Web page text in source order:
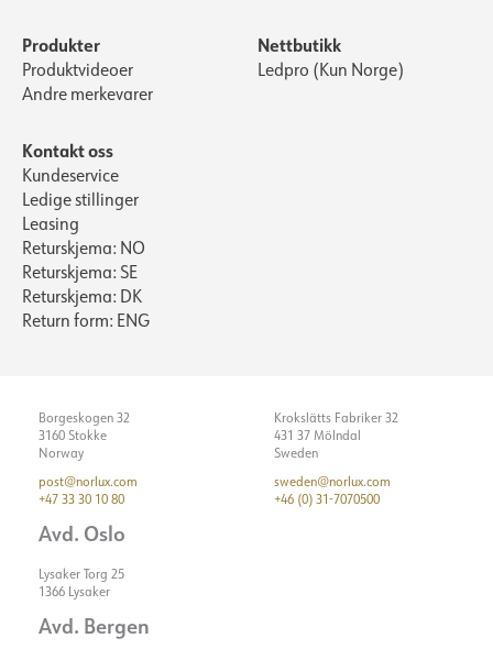
Produkter
Produktvideoer
Andre merkevarer
Nettbutikk
Ledpro (Kun Norge)
Kontakt oss
Kundeservice
Ledige stillinger
Leasing
Returskjema: NO
Returskjema: SE
Returskjema: DK
Return form: ENG
Borgeskogen 32
3160 Stokke
Norway
post@norlux.com
+47 33 30 10 80
Avd. Oslo
Lysaker Torg 25
1366 Lysaker
Avd. Bergen
Krokslätts Fabriker 32
431 37 Mölndal
Sweden
sweden@norlux.com
+46 (0) 31-7070500